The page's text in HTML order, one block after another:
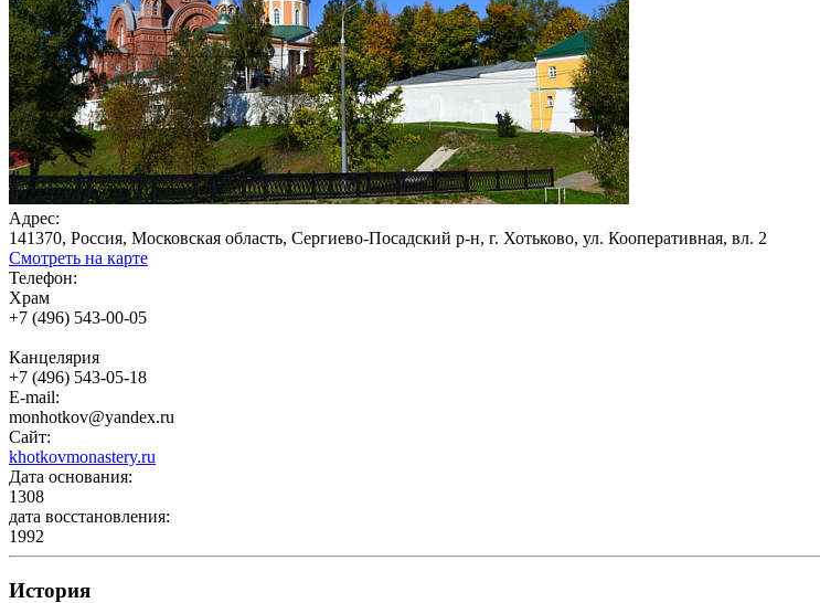
Адрес:
141370, Россия, Московская область, Сергиево-Посадский р-н, г. Хотьково, ул. Кооперативная, вл. 2
Смотреть на карте
Телефон:
Храм
+7 (496) 543-00-05
Канцелярия
+7 (496) 543-05-18
E-mail:
monhotkov@yandex.ru
Сайт:
khotkovmonastery.ru
Дата основания:
1308
дата восстановления:
1992
История